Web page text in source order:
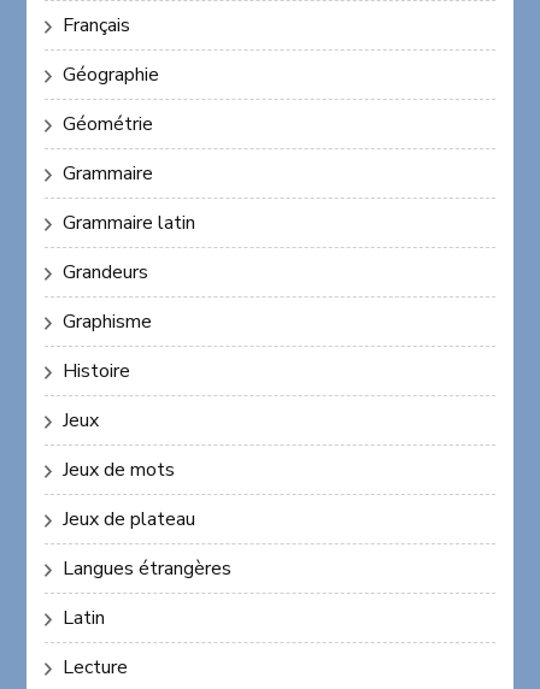
Français
Géographie
Géométrie
Grammaire
Grammaire latin
Grandeurs
Graphisme
Histoire
Jeux
Jeux de mots
Jeux de plateau
Langues étrangères
Latin
Lecture